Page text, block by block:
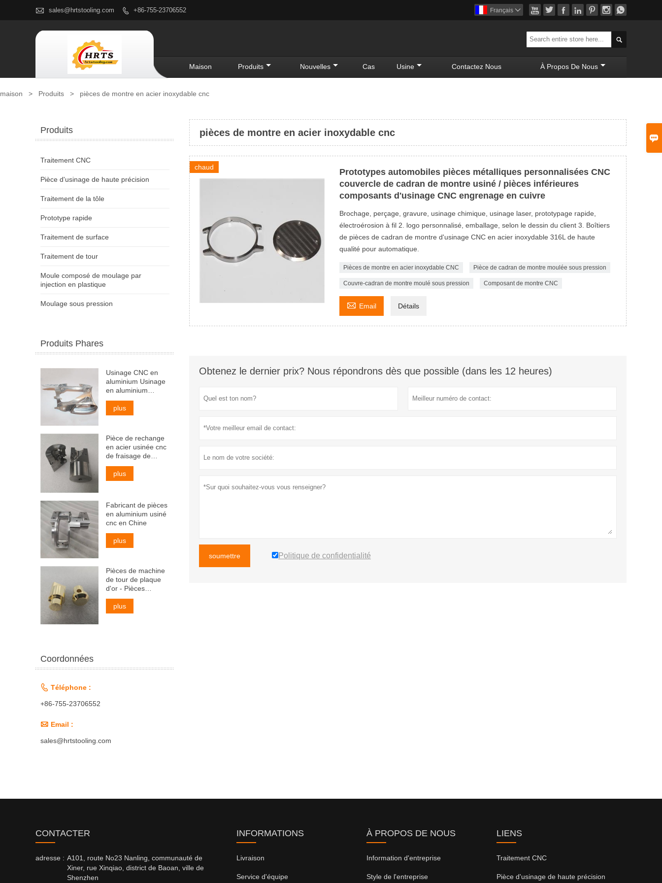

 sales@hrtstooling.com  +86-755-23706552       
Français 

Maison Produits Nouvelles Cas Usine Contactez Nous À Propos De Nous
maison > Produits > pièces de montre en acier inoxydable cnc
pièces de montre en acier inoxydable cnc
chaud
Prototypes automobiles pièces métalliques personnalisées CNC
couvercle de cadran de montre usiné / pièces inférieures
composants d'usinage CNC engrenage en cuivre
Brochage, perçage, gravure, usinage chimique, usinage laser, prototypage rapide,
électroérosion à fil 2. logo personnalisé, emballage, selon le dessin du client 3. Boîtiers
de pièces de cadran de montre d'usinage CNC en acier inoxydable 316L de haute
qualité pour automatique.
Pièces de montre en acier inoxydable CNC Pièce de cadran de montre moulée sous pression
Couvre-cadran de montre moulé sous pression Composant de montre CNC
 Email Détails
Obtenez le dernier prix? Nous répondrons dès que possible (dans les 12 heures)
soumettre Politique de confidentialité
Produits
Traitement CNC
Pièce d'usinage de haute précision
Traitement de la tôle
Prototype rapide
Traitement de surface
Traitement de tour
Moule composé de moulage par
injection en plastique
Moulage sous pression
Produits Phares
Usinage CNC en
aluminium Usinage
en aluminium
Service d'usinage
CNC en aluminium
plus
Pièce de rechange
en acier usinée cnc
de fraisage de
tournage non
standard
plus
Fabricant de pièces
en aluminium usiné
cnc en Chine
plus
Pièces de machine
de tour de plaque
d'or - Pièces
tournées sur
mesure
plus
Coordonnées
 Téléphone :
+86-755-23706552
 Email :
sales@hrtstooling.com
CONTACTER
adresse : A101, route No23 Nanling, communauté de
Xiner, rue Xinqiao, district de Baoan, ville de
Shenzhen
INFORMATIONS
Livraison
Service d'équipe
À PROPOS DE NOUS
Information d'entreprise
Style de l'entreprise
LIENS
Traitement CNC
Pièce d'usinage de haute précision